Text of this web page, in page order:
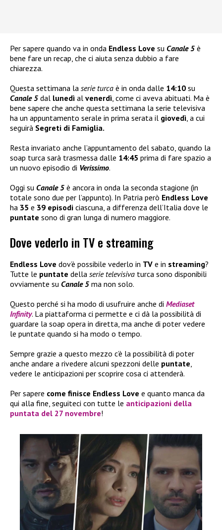
Per sapere quando va in onda Endless Love su Canale 5 è
bene fare un recap, che ci aiuta senza dubbio a fare
chiarezza.
Questa settimana la serie turca è in onda dalle 14:10 su
Canale 5 dal lunedì al venerdì , come ci aveva abituati. Ma è
bene sapere che anche questa settimana la serie televisiva
ha un appuntamento serale in prima serata il giovedì , a cui
seguirà Segreti di Famiglia.
Resta invariato anche l’appuntamento del sabato, quando la
soap turca sarà trasmessa dalle 14:45 prima di fare spazio a
un nuovo episodio di Verissimo.
Oggi su Canale 5 è ancora in onda la seconda stagione (in
totale sono due per l’appunto). In Patria però Endless Love
ha 35 e 39 episodi ciascuna, a differenza dell’Italia dove le
puntate sono di gran lunga di numero maggiore.
Dove vederlo in TV e streaming
Endless Love dov’è possibile vederlo in TV e in streaming?
Tutte le puntate della serie televisiva turca sono disponibili
ovviamente su Canale 5 ma non solo.
Questo perché si ha modo di usufruire anche di Mediaset
Infinity. La piattaforma ci permette e ci dà la possibilità di
guardare la soap opera in diretta, ma anche di poter vedere
le puntate quando si ha modo o tempo.
Sempre grazie a questo mezzo c’è la possibilità di poter
anche andare a rivedere alcuni spezzoni delle puntate,
vedere le anticipazioni per scoprire cosa ci attenderà.
Per sapere come finisce Endless Love e quanto manca da
qui alla fine, seguiteci con tutte le anticipazioni della
puntata del 27 novembre!